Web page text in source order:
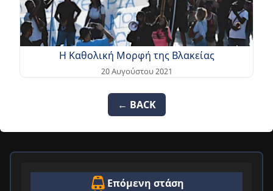
Η Καθολική Μορφή της Βλακείας
20 Αυγούστου 2021
← BACK
Επόμενη στάση